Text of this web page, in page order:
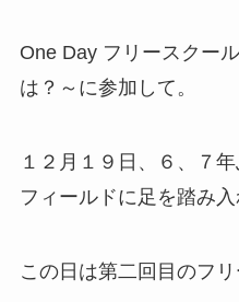
One Day フリースクー
は？～に参加して。
１２月１９日、６、７
フィールドに足を踏み入
この日は第二回目のフリ